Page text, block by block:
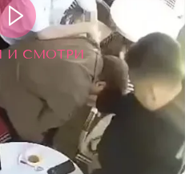
СМОТРИ